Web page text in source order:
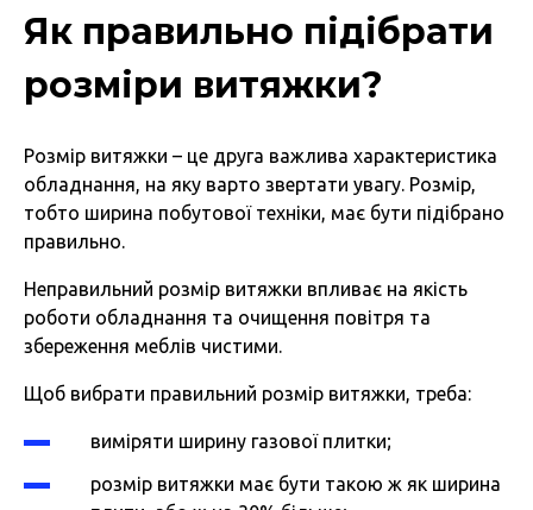
Як правильно підібрати
розміри витяжки?
Розмір витяжки – це друга важлива характеристика
обладнання, на яку варто звертати увагу. Розмір,
тобто ширина побутової техніки, має бути підібрано
правильно.
Неправильний розмір витяжки впливає на якість
роботи обладнання та очищення повітря та
збереження меблів чистими.
Щоб вибрати правильний розмір витяжки, треба:
виміряти ширину газової плитки;
розмір витяжки має бути такою ж як ширина